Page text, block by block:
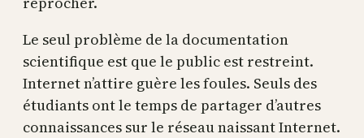
Le seul problème de la documentation
scientifique est que le public est restreint.
Internet n’attire guère les foules. Seuls des
étudiants ont le temps de partager d’autres
connaissances sur le réseau naissant Internet.